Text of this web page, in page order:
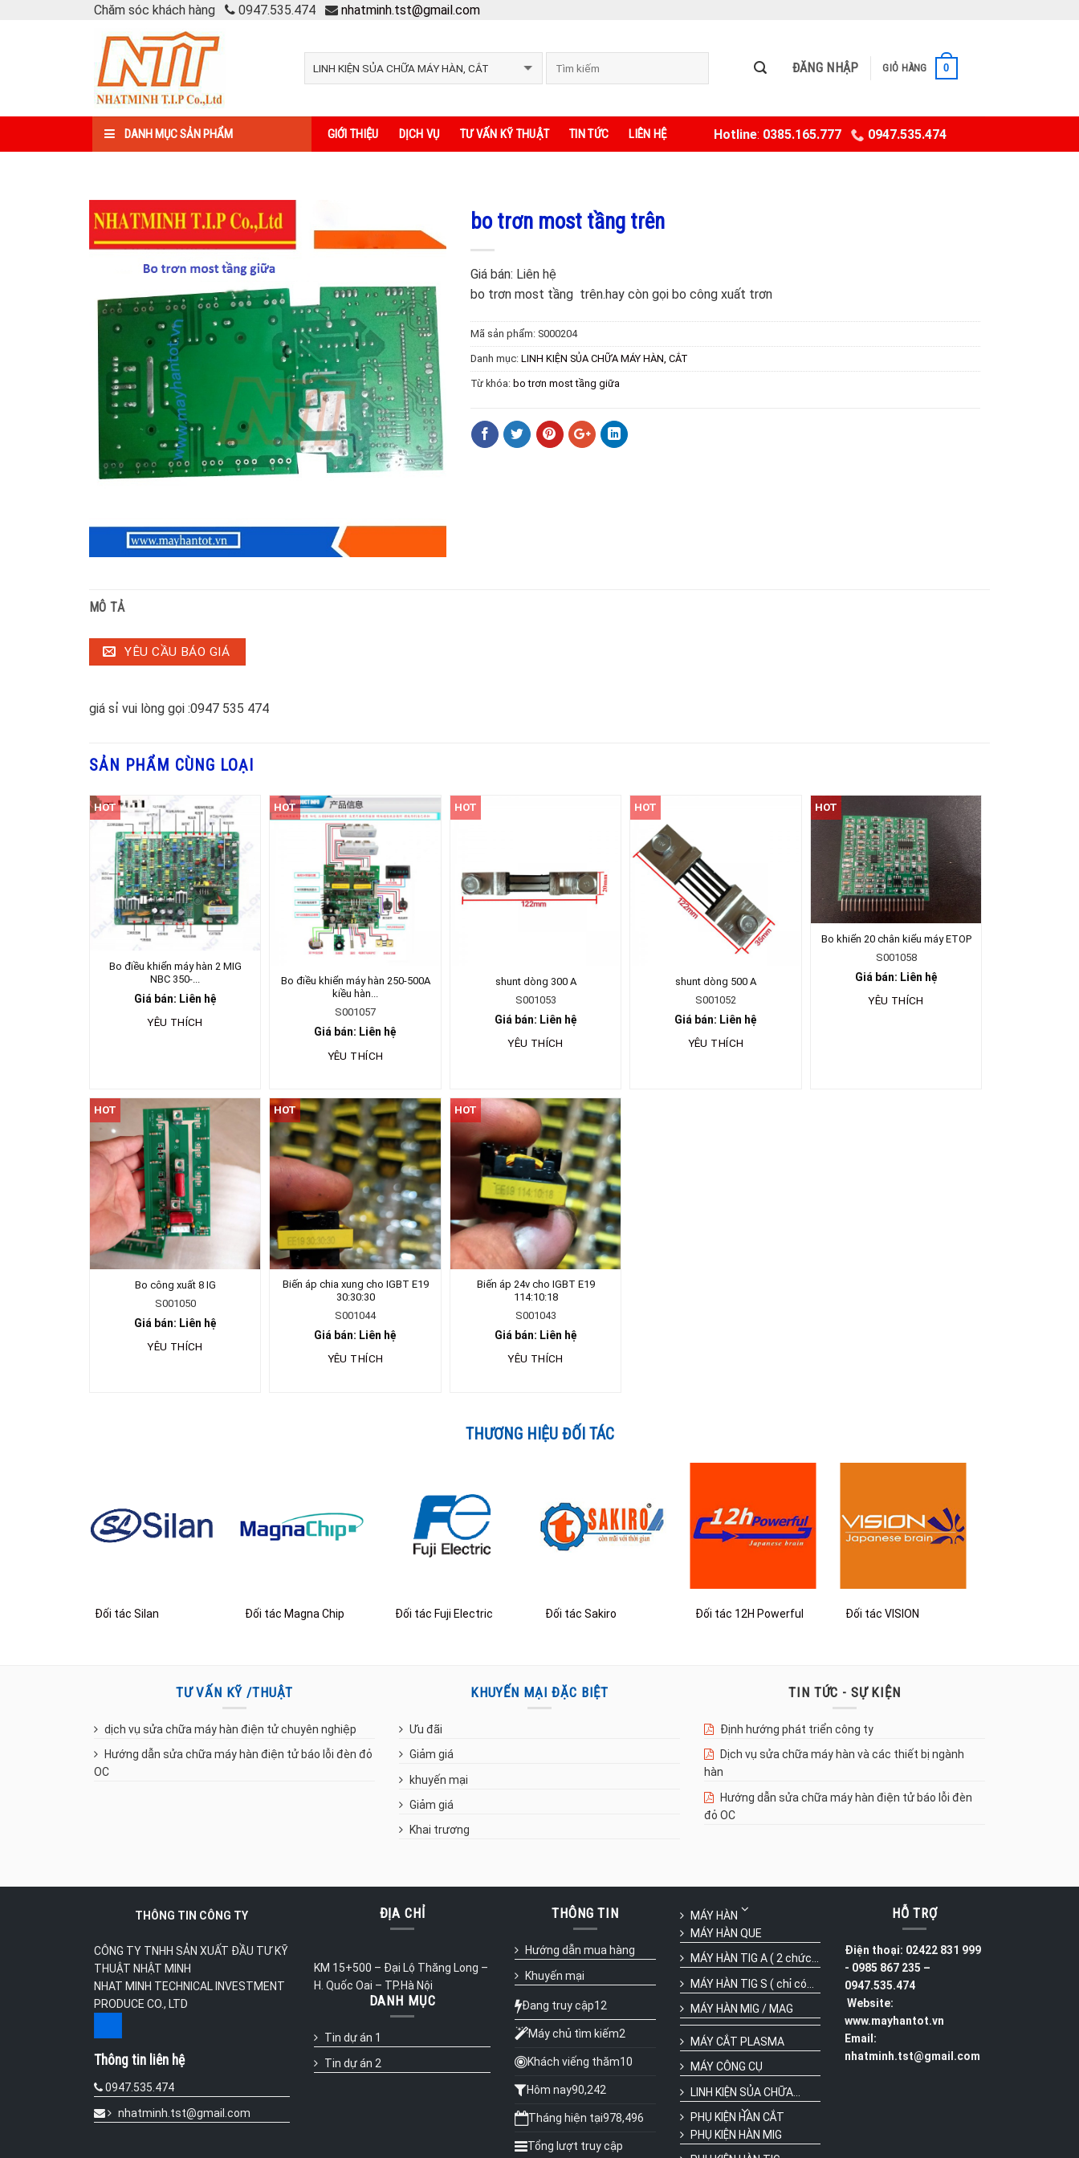
Chăm sóc khách hàng 0947.535.474 nhatminh.tst@gmail.com
ĐĂNG NHẬP GIỎ HÀNG 0
DANH MỤC SẢN PHẨM GIỚI THIỆU DỊCH VỤ TƯ VẤN KỸ THUẬT TIN TỨC LIÊN HỆ Hotline: 0385.165.777 0947.535.474
bo trơn most tầng trên
Giá bán: Liên hệ
bo trơn most tầng trên.hay còn gọi bo công xuất trơn
Mã sản phẩm: S000204
Danh mục: LINH KIỆN SỦA CHỮA MÁY HÀN, CẮT
Từ khóa: bo trơn most tầng giữa
MÔ TẢ
YÊU CẦU BÁO GIÁ
giá sỉ vui lòng gọi :0947 535 474
SẢN PHẨM CÙNG LOẠI
HOT
Bo điều khiển máy hàn 2 MIG
NBC 350-...
Giá bán: Liên hệ
YÊU THÍCH
HOT
Bo điều khiển máy hàn 250-500A
kiều hàn...
S001057
Giá bán: Liên hệ
YÊU THÍCH
HOT
shunt dòng 300 A
S001053
Giá bán: Liên hệ
YÊU THÍCH
HOT
shunt dòng 500 A
S001052
Giá bán: Liên hệ
YÊU THÍCH
HOT
Bo khiển 20 chân kiểu máy ETOP
S001058
Giá bán: Liên hệ
YÊU THÍCH
HOT
Bo công xuất 8 IG
S001050
Giá bán: Liên hệ
YÊU THÍCH
HOT
Biến áp chia xung cho IGBT E19
30:30:30
S001044
Giá bán: Liên hệ
YÊU THÍCH
HOT
Biến áp 24v cho IGBT E19
114:10:18
S001043
Giá bán: Liên hệ
YÊU THÍCH
THƯƠNG HIỆU ĐỐI TÁC
Đối tác Silan Đối tác Magna Chip Đối tác Fuji Electric Đối tác Sakiro Đối tác 12H Powerful Đối tác VISION
TƯ VẤN KỸ /THUẬT
dịch vụ sửa chữa máy hàn điện tử chuyên nghiệp
Hướng dẫn sửa chữa máy hàn điện tử báo lỗi đèn đỏ
OC
KHUYẾN MẠI ĐẶC BIỆT
Ưu đãi
Giảm giá
khuyến mại
Giảm giá
Khai trương
TIN TỨC - SỰ KIỆN
Định hướng phát triển công ty
Dịch vụ sửa chữa máy hàn và các thiết bị ngành
hàn
Hướng dẫn sửa chữa máy hàn điện tử báo lỗi đèn
đỏ OC
THÔNG TIN CÔNG TY
CÔNG TY TNHH SẢN XUẤT ĐẦU TƯ KỸ
THUẬT NHẬT MINH
NHAT MINH TECHNICAL INVESTMENT
PRODUCE CO., LTD
Thông tin liên hệ
0947.535.474
nhatminh.tst@gmail.com
ĐỊA CHỈ
KM 15+500 – Đại Lộ Thăng Long –
H. Quốc Oai – TP.Hà Nội
DANH MỤC
Tin dự án 1
Tin dự án 2
THÔNG TIN
Hướng dẫn mua hàng
Khuyến mại
Đang truy cập12
Máy chủ tìm kiếm2
Khách viếng thăm10
Hôm nay90,242
Tháng hiện tại978,496
Tổng lượt truy cập
MÁY HÀN
MÁY HÀN QUE
MÁY HÀN TIG A ( 2 chức...
MÁY HÀN TIG S ( chỉ có...
MÁY HÀN MIG / MAG
MÁY CẮT PLASMA
MÁY CÔNG CỤ
LINH KIỆN SỦA CHỮA...
PHỤ KIỆN HÀN CẮT
PHỤ KIỆN HÀN MIG
HỖ TRỢ
Điện thoại: 02422 831 999
- 0985 867 235 –
0947.535.474
Website:
www.mayhantot.vn
Email:
nhatminh.tst@gmail.com